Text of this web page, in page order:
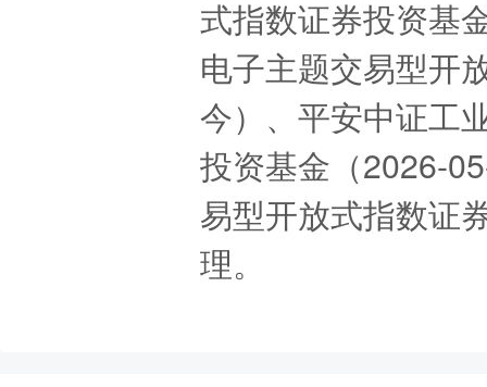
式指数证券投资基
电子主题交易型开
今）、平安中证工
投资基金（2026-
易型开放式指数证
理。